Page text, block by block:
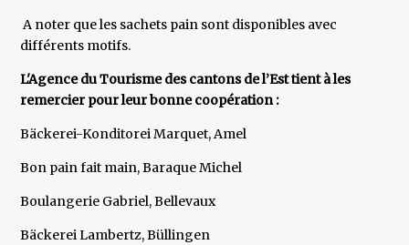
A noter que les sachets pain sont disponibles avec
différents motifs.
L'Agence du Tourisme des cantons de l’Est tient à les
remercier pour leur bonne coopération :
Bäckerei-Konditorei Marquet, Amel
Bon pain fait main, Baraque Michel
Boulangerie Gabriel, Bellevaux
Bäckerei Lambertz, Büllingen